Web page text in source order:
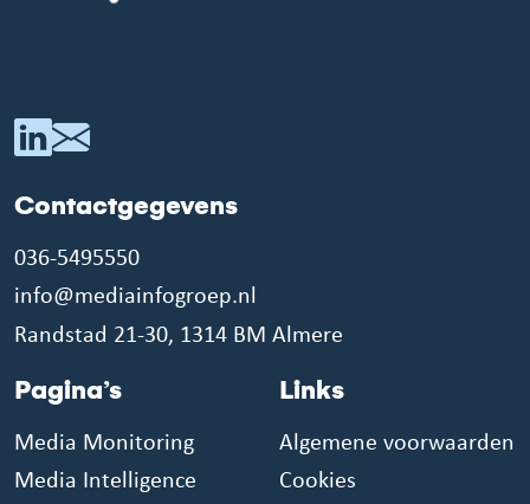
Contactgegevens
036-5495550
info@mediainfogroep.nl
Randstad 21-30, 1314 BM Almere
Pagina’s
Media Monitoring
Media Intelligence
Links
Algemene voorwaarden
Cookies